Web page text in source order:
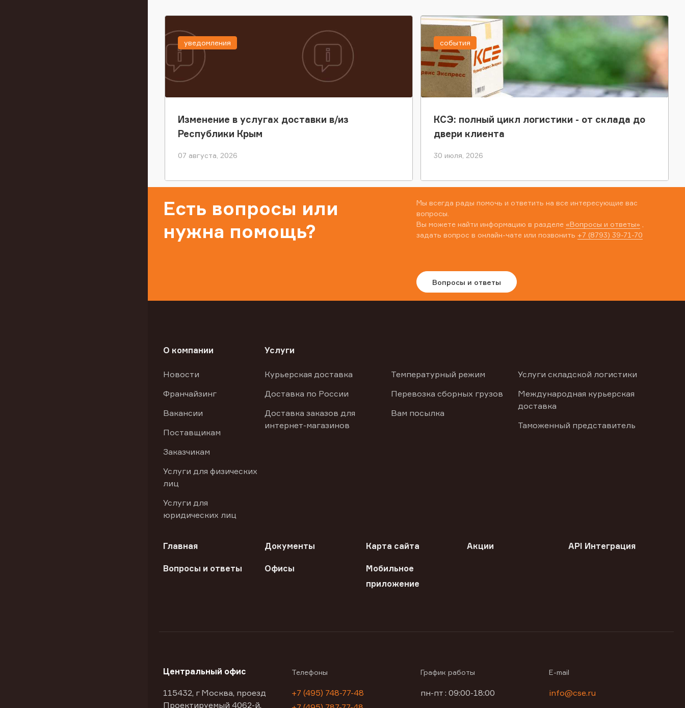
Изменение в услугах доставки в/из
Республики Крым
07 августа, 2026
уведомления
КСЭ: полный цикл логистики - от склада до
двери клиента
30 июля, 2026
события
Есть вопросы или
нужна помощь?
Мы всегда рады помочь и ответить на все интересующие вас
вопросы.
Вы можете найти информацию в разделе «Вопросы и ответы» ,
задать вопрос в онлайн-чате или позвонить +7 (8793) 39-71-70
Вопросы и ответы
О компании
Новости
Франчайзинг
Вакансии
Поставщикам
Заказчикам
Услуги для физических
лиц
Услуги для
юридических лиц
Услуги
Курьерская доставка
Доставка по России
Доставка заказов для
интернет-магазинов
Температурный режим
Перевозка сборных грузов
Вам посылка
Услуги складской логистики
Международная курьерская
доставка
Таможенный представитель
Главная Документы Карта сайта Акции API Интеграция
Вопросы и ответы Офисы
Мобильное
приложение
Центральный офис
115432, г Москва, проезд
Проектируемый 4062-й,
Телефоны
+7 (495) 748-77-48
График работы
пн-пт : 09:00-18:00
E-mail
info@cse.ru